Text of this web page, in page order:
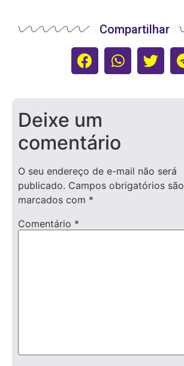
Compartilhar
Deixe um
comentário
O seu endereço de e-mail não será
publicado. Campos obrigatórios são
marcados com *
Comentário *